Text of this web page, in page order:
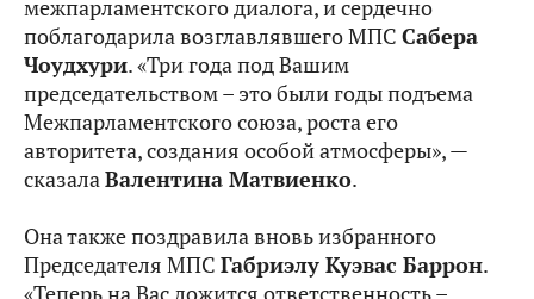
межпарламентского диалога, и сердечно
поблагодарила возглавлявшего МПС Сабера
Чоудхури. «Три года под Вашим
председательством – это были годы подъема
Межпарламентского союза, роста его
авторитета, создания особой атмосферы», —
сказала Валентина Матвиенко.
Она также поздравила вновь избранного
Председателя МПС Габриэлу Куэвас Баррон.
«Теперь на Вас ложится ответственность –